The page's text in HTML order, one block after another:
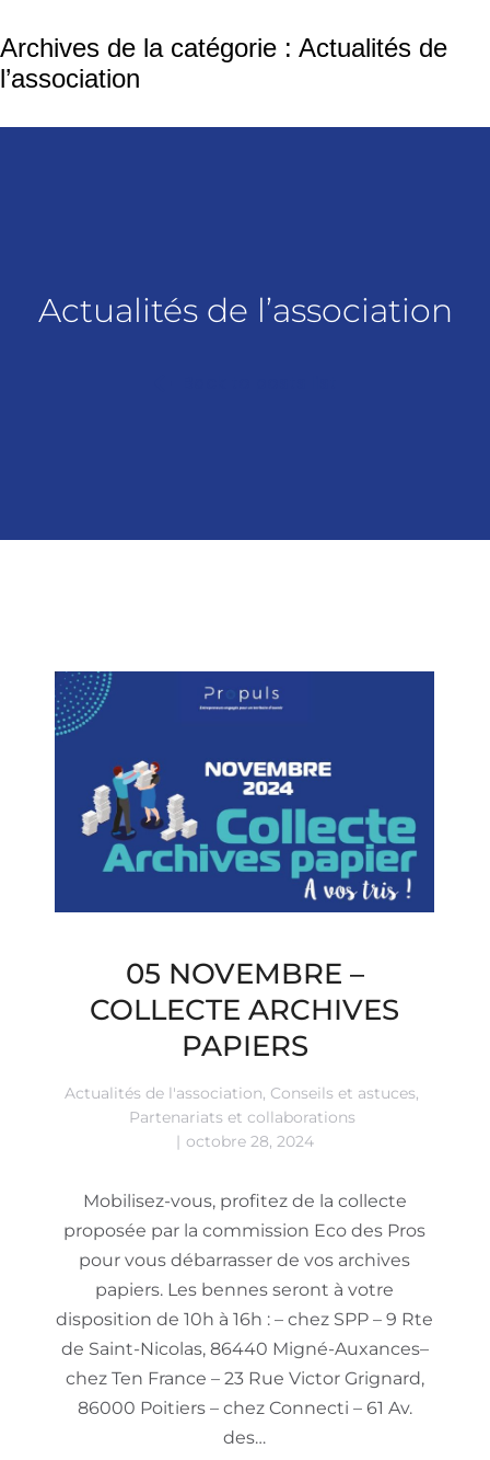
Archives de la catégorie : Actualités de
l’association
Actualités de l’association
05 NOVEMBRE –
COLLECTE ARCHIVES
PAPIERS
Actualités de l'association, Conseils et astuces,
Partenariats et collaborations
octobre 28, 2024
Mobilisez-vous, profitez de la collecte
proposée par la commission Eco des Pros
pour vous débarrasser de vos archives
papiers. Les bennes seront à votre
disposition de 10h à 16h : – chez SPP – 9 Rte
de Saint-Nicolas, 86440 Migné-Auxances–
chez Ten France – 23 Rue Victor Grignard,
86000 Poitiers – chez Connecti – 61 Av.
des…